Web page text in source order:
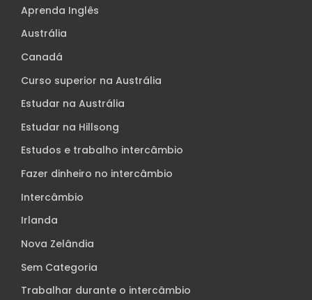
Aprenda Inglês
Austrália
Canadá
Curso superior na Austrália
Estudar na Austrália
Estudar na Hillsong
Estudos e trabalho intercâmbio
Fazer dinheiro no intercâmbio
Intercâmbio
Irlanda
Nova Zelândia
Sem Categoria
Trabalhar durante o intercâmbio